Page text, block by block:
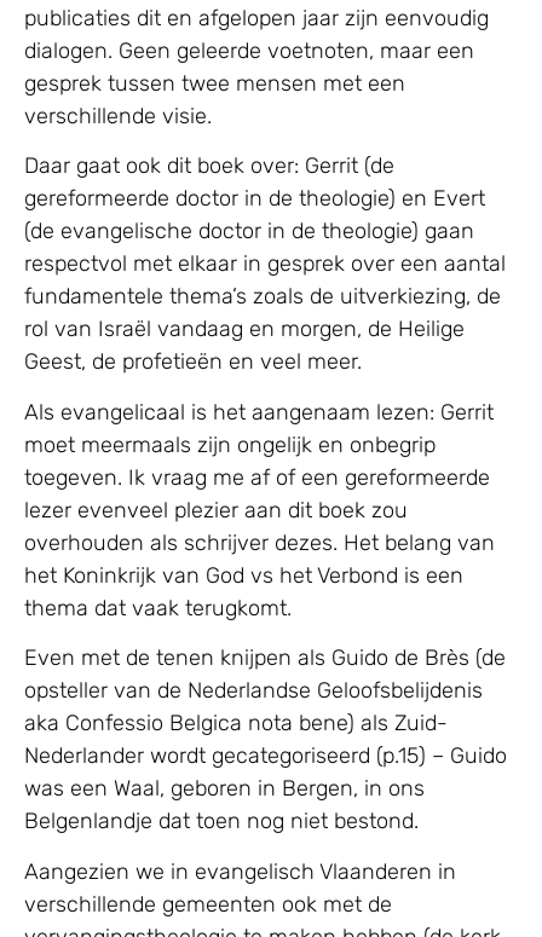
publicaties dit en afgelopen jaar zijn eenvoudig
dialogen. Geen geleerde voetnoten, maar een
gesprek tussen twee mensen met een
verschillende visie.
Daar gaat ook dit boek over: Gerrit (de
gereformeerde doctor in de theologie) en Evert
(de evangelische doctor in de theologie) gaan
respectvol met elkaar in gesprek over een aantal
fundamentele thema’s zoals de uitverkiezing, de
rol van Israël vandaag en morgen, de Heilige
Geest, de profetieën en veel meer.
Als evangelicaal is het aangenaam lezen: Gerrit
moet meermaals zijn ongelijk en onbegrip
toegeven. Ik vraag me af of een gereformeerde
lezer evenveel plezier aan dit boek zou
overhouden als schrijver dezes. Het belang van
het Koninkrijk van God vs het Verbond is een
thema dat vaak terugkomt.
Even met de tenen knijpen als Guido de Brès (de
opsteller van de Nederlandse Geloofsbelijdenis
aka Confessio Belgica nota bene) als Zuid-
Nederlander wordt gecategoriseerd (p.15) – Guido
was een Waal, geboren in Bergen, in ons
Belgenlandje dat toen nog niet bestond.
Aangezien we in evangelisch Vlaanderen in
verschillende gemeenten ook met de